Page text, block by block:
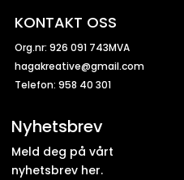
KONTAKT OSS
Org.nr: 926 091 743MVA
hagakreative@gmail.com
Telefon: 958 40 301
Nyhetsbrev
Meld deg på vårt
nyhetsbrev her.